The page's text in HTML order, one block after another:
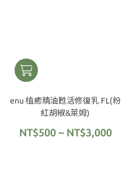
enu 植癒精油甦活修復乳 FL(粉
紅胡椒&萊姆)
NT$500 ~ NT$3,000